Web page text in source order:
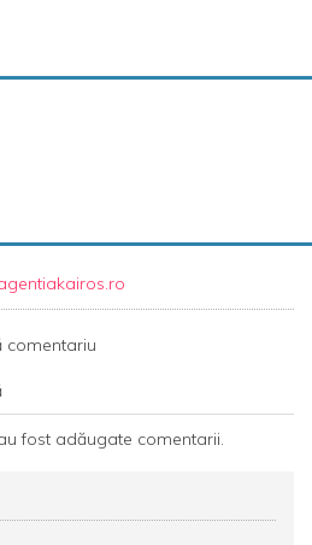
comentariu
fost adăugate comentarii.